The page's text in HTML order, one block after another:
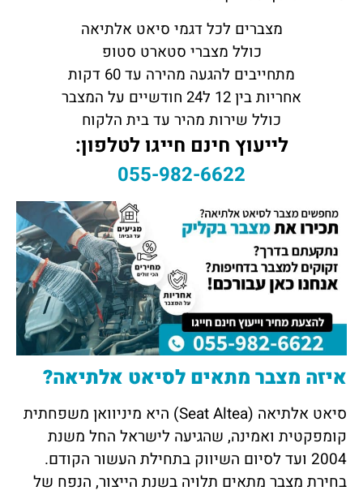
מצברים לכל דגמי סיאט אלתיאה
כולל מצברי סטארט סטופ
מתחייבים להגעה מהירה עד 60 דקות
אחריות בין 12 ל24 חודשיים על המצבר
כולל שירות מהיר עד בית הלקוח
לייעוץ חינם חייגו לטלפון:
055-982-6622
איזה מצבר מתאים לסיאט אלתיאה?
סיאט אלתיאה (Seat Altea) היא מיניוואן משפחתית
קומפקטית ואמינה, שהגיעה לישראל החל משנת
2004 ועד לסיום השיווק בתחילת העשור הקודם.
בחירת מצבר מתאים תלויה בשנת הייצור, הנפח של